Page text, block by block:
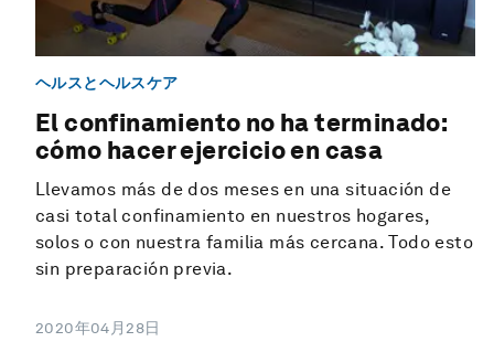
ヘルスとヘルスケア
El confinamiento no ha terminado:
cómo hacer ejercicio en casa
Llevamos más de dos meses en una situación de
casi total confinamiento en nuestros hogares,
solos o con nuestra familia más cercana. Todo esto
sin preparación previa.
2020年04月28日